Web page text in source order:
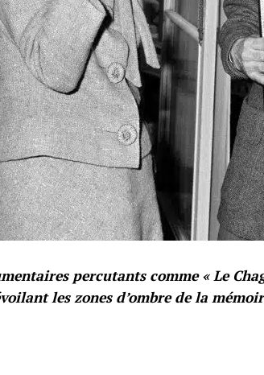
percutants comme « Le
les zones d’ombre de la